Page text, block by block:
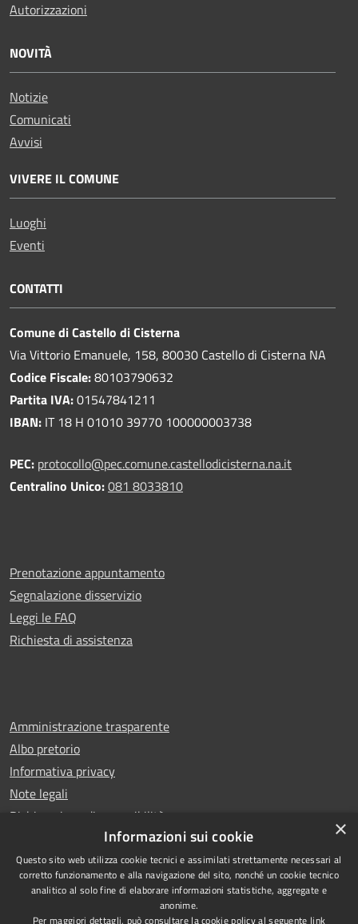
Autorizzazioni
NOVITÀ
Notizie
Comunicati
Avvisi
VIVERE IL COMUNE
Luoghi
Eventi
CONTATTI
Comune di Castello di Cisterna
Via Vittorio Emanuele, 158, 80030 Castello di Cisterna NA
Codice Fiscale:80103790632
Partita IVA:01547841211
IBAN: IT 18 H 01010 39770 100000003738
PEC: protocollo@pec.comune.castellodicisterna.na.it
Centralino Unico:081 8033810
Prenotazione appuntamento
Segnalazione disservizio
Leggi le FAQ
Richiesta di assistenza
Amministrazione trasparente
Albo pretorio
Informativa privacy
Note legali
Dichiarazione di accessibilità
RSS
Accessibilità
Copyright © 2026 • Comune di
Castello di Cisterna • Powered
×
Informazioni sui cookie
Questo sito web utilizza cookie tecnici e assimilati strettamente necessari al
corretto funzionamento e alla navigazione del sito, nonché un cookie tecnico
analitico al solo fine di elaborare informazioni statistiche, aggregate e
anonime.
Per maggiori dettagli, può consultare la cookie policy al seguente link